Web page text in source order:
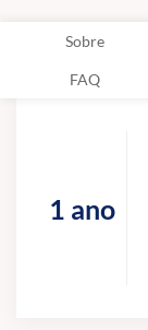
Sobre
FAQ
1 ano